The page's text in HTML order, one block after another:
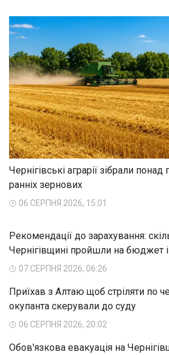
Чернігівські аграрії зібрали
ранніх зернових
06 СЕРПНЯ 2026, 15:01
Рекомендації до зарахування:
Чернігівщині пройшли на бюджет
07 СЕРПНЯ 2026, 06:26
Приїхав з Алтаю щоб стріляти по
окупанта скерували до суду
06 СЕРПНЯ 2026, 20:02
Обов'язкова евакуація на